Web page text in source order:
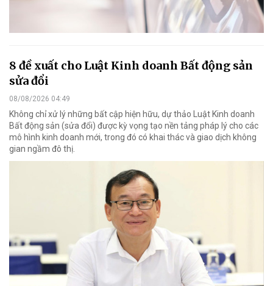
8 đề xuất cho Luật Kinh doanh Bất động sản
sửa đổi
08/08/2026 04:49
Không chỉ xử lý những bất cập hiện hữu, dự thảo Luật Kinh doanh
Bất động sản (sửa đổi) được kỳ vọng tạo nền tảng pháp lý cho các
mô hình kinh doanh mới, trong đó có khai thác và giao dịch không
gian ngầm đô thị.